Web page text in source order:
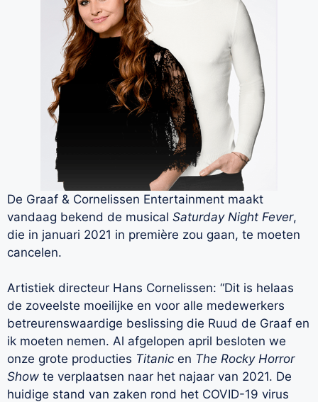
De Graaf & Cornelissen Entertainment maakt
vandaag bekend de musical Saturday Night Fever,
die in januari 2021 in première zou gaan, te moeten
cancelen.
Artistiek directeur Hans Cornelissen: “Dit is helaas
de zoveelste moeilijke en voor alle medewerkers
betreurenswaardige beslissing die Ruud de Graaf en
ik moeten nemen. Al afgelopen april besloten we
onze grote producties Titanic en The Rocky Horror
Show te verplaatsen naar het najaar van 2021. De
huidige stand van zaken rond het COVID-19 virus